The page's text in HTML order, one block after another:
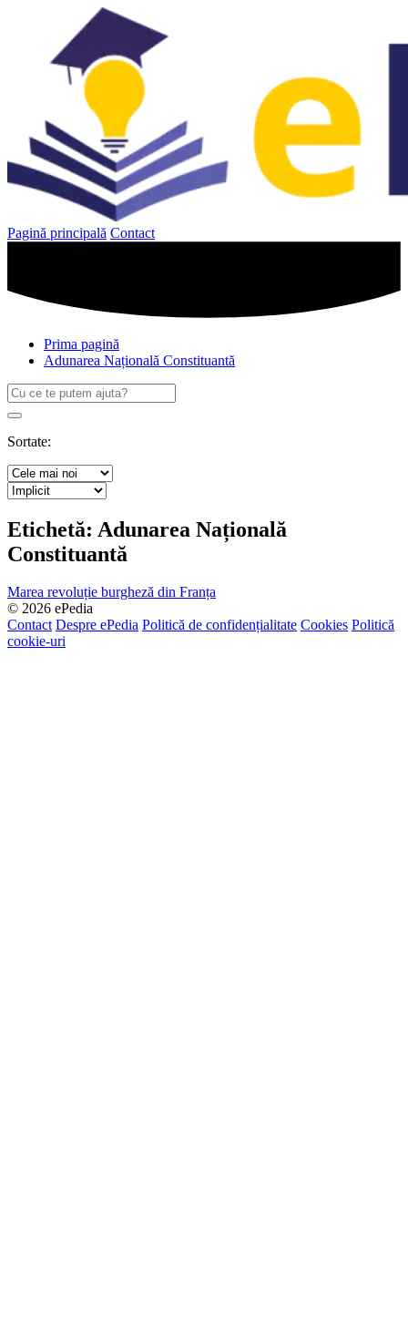
Pagină principală Contact
Prima pagină
Adunarea Națională Constituantă
Caută
după:
Search
Sortate:
Etichetă: Adunarea Națională
Constituantă
Marea revoluție burgheză din Franța
© 2026 ePedia
Contact Despre ePedia Politică de confidențialitate Cookies Politică
cookie-uri